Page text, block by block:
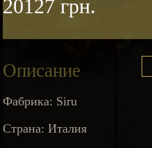
20127 грн.
Описание
Фабрика: Siru
Страна: Италия